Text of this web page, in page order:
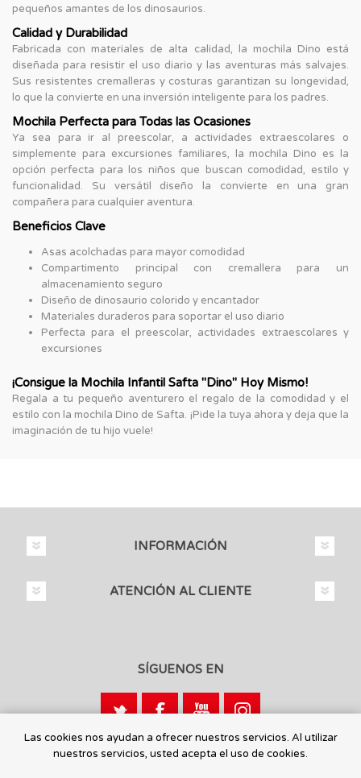
pequeños amantes de los dinosaurios.
Calidad y Durabilidad
Fabricada con materiales de alta calidad, la mochila Dino está
diseñada para resistir el uso diario y las aventuras más salvajes.
Sus resistentes cremalleras y costuras garantizan su longevidad,
lo que la convierte en una inversión inteligente para los padres.
Mochila Perfecta para Todas las Ocasiones
Ya sea para ir al preescolar, a actividades extraescolares o
simplemente para excursiones familiares, la mochila Dino es la
opción perfecta para los niños que buscan comodidad, estilo y
funcionalidad. Su versátil diseño la convierte en una gran
compañera para cualquier aventura.
Beneficios Clave
Asas acolchadas para mayor comodidad
Compartimento principal con cremallera para un
almacenamiento seguro
Diseño de dinosaurio colorido y encantador
Materiales duraderos para soportar el uso diario
Perfecta para el preescolar, actividades extraescolares y
excursiones
¡Consigue la Mochila Infantil Safta "Dino" Hoy Mismo!
Regala a tu pequeño aventurero el regalo de la comodidad y el
estilo con la mochila Dino de Safta. ¡Pide la tuya ahora y deja que la
imaginación de tu hijo vuele!
INFORMACIÓN
ATENCIÓN AL CLIENTE
SÍGUENOS EN
Calle León, 1 - 03440 Ibi, Alicante
Las cookies nos ayudan a ofrecer nuestros servicios. Al utilizar
nuestros servicios, usted acepta el uso de cookies.